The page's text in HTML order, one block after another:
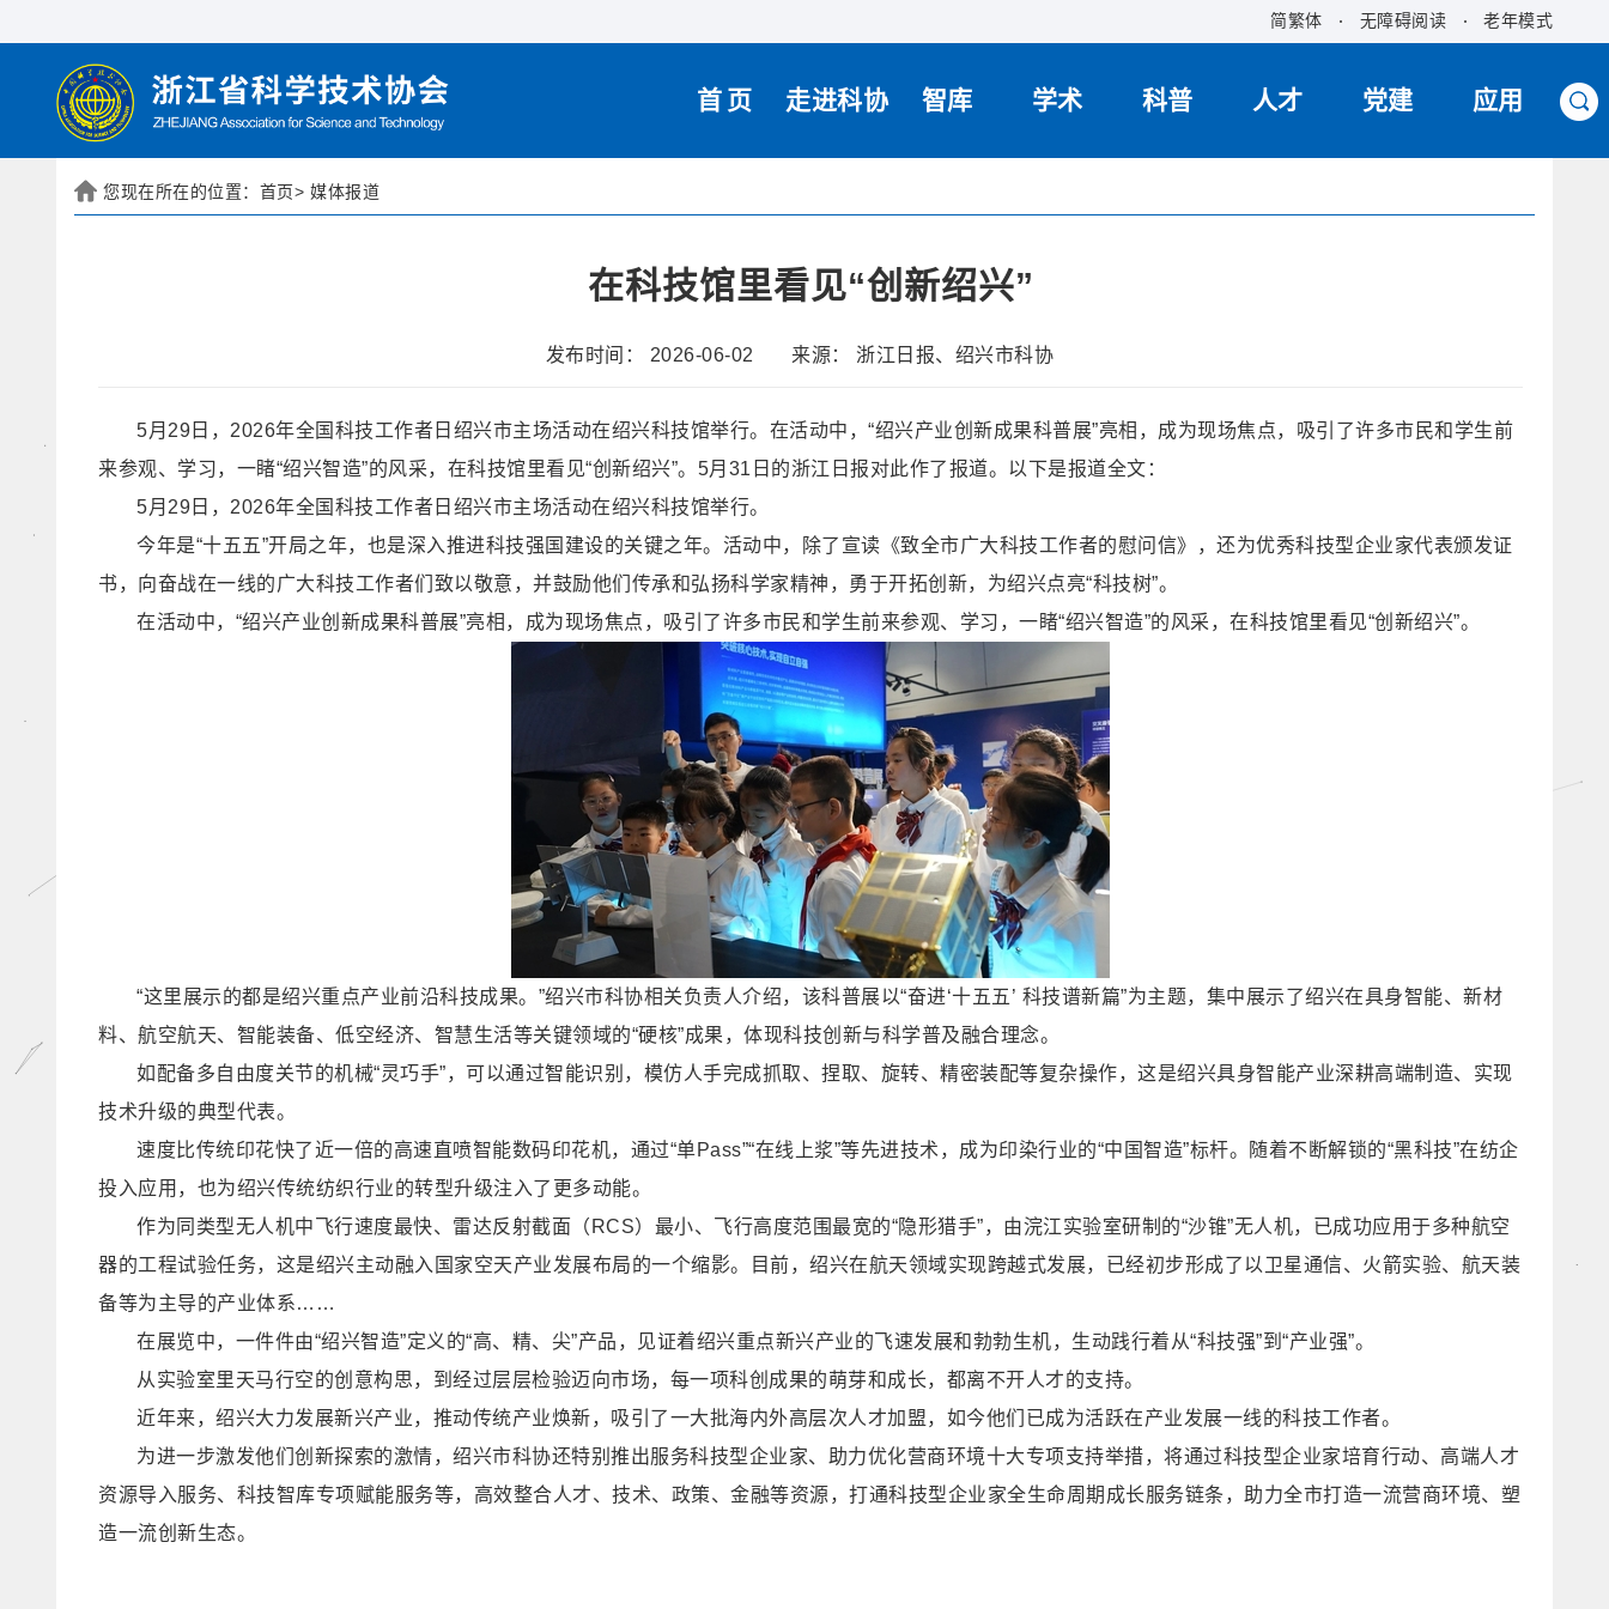
简繁体 无障碍阅读 老年模式
首页 走进科协 智库 学术 科普 人才 党建 应用
您现在所在的位置： 首页> 媒体报道
在科技馆里看见“创新绍兴”
发布时间： 2026-06-02 来源： 浙江日报、绍兴市科协
5月29日，2026年全国科技工作者日绍兴市主场活动在绍兴科技馆举行。在活动中，“绍兴产业创新成果科普展”亮相，成为现场焦点，吸引了许多市民和学生前
来参观、学习，一睹“绍兴智造”的风采，在科技馆里看见“创新绍兴”。5月31日的浙江日报对此作了报道。以下是报道全文：
5月29日，2026年全国科技工作者日绍兴市主场活动在绍兴科技馆举行。
今年是“十五五”开局之年，也是深入推进科技强国建设的关键之年。活动中，除了宣读《致全市广大科技工作者的慰问信》，还为优秀科技型企业家代表颁发证
书，向奋战在一线的广大科技工作者们致以敬意，并鼓励他们传承和弘扬科学家精神，勇于开拓创新，为绍兴点亮“科技树”。
在活动中，“绍兴产业创新成果科普展”亮相，成为现场焦点，吸引了许多市民和学生前来参观、学习，一睹“绍兴智造”的风采，在科技馆里看见“创新绍兴”。
“这里展示的都是绍兴重点产业前沿科技成果。”绍兴市科协相关负责人介绍，该科普展以“奋进‘十五五’ 科技谱新篇”为主题，集中展示了绍兴在具身智能、新材
料、航空航天、智能装备、低空经济、智慧生活等关键领域的“硬核”成果，体现科技创新与科学普及融合理念。
如配备多自由度关节的机械“灵巧手”，可以通过智能识别，模仿人手完成抓取、捏取、旋转、精密装配等复杂操作，这是绍兴具身智能产业深耕高端制造、实现
技术升级的典型代表。
速度比传统印花快了近一倍的高速直喷智能数码印花机，通过“单Pass”“在线上浆”等先进技术，成为印染行业的“中国智造”标杆。随着不断解锁的“黑科技”在纺企
投入应用，也为绍兴传统纺织行业的转型升级注入了更多动能。
作为同类型无人机中飞行速度最快、雷达反射截面（RCS）最小、飞行高度范围最宽的“隐形猎手”，由浣江实验室研制的“沙锥”无人机，已成功应用于多种航空
器的工程试验任务，这是绍兴主动融入国家空天产业发展布局的一个缩影。目前，绍兴在航天领域实现跨越式发展，已经初步形成了以卫星通信、火箭实验、航天装
备等为主导的产业体系……
在展览中，一件件由“绍兴智造”定义的“高、精、尖”产品，见证着绍兴重点新兴产业的飞速发展和勃勃生机，生动践行着从“科技强”到“产业强”。
从实验室里天马行空的创意构思，到经过层层检验迈向市场，每一项科创成果的萌芽和成长，都离不开人才的支持。
近年来，绍兴大力发展新兴产业，推动传统产业焕新，吸引了一大批海内外高层次人才加盟，如今他们已成为活跃在产业发展一线的科技工作者。
为进一步激发他们创新探索的激情，绍兴市科协还特别推出服务科技型企业家、助力优化营商环境十大专项支持举措，将通过科技型企业家培育行动、高端人才
资源导入服务、科技智库专项赋能服务等，高效整合人才、技术、政策、金融等资源，打通科技型企业家全生命周期成长服务链条，助力全市打造一流营商环境、塑
造一流创新生态。